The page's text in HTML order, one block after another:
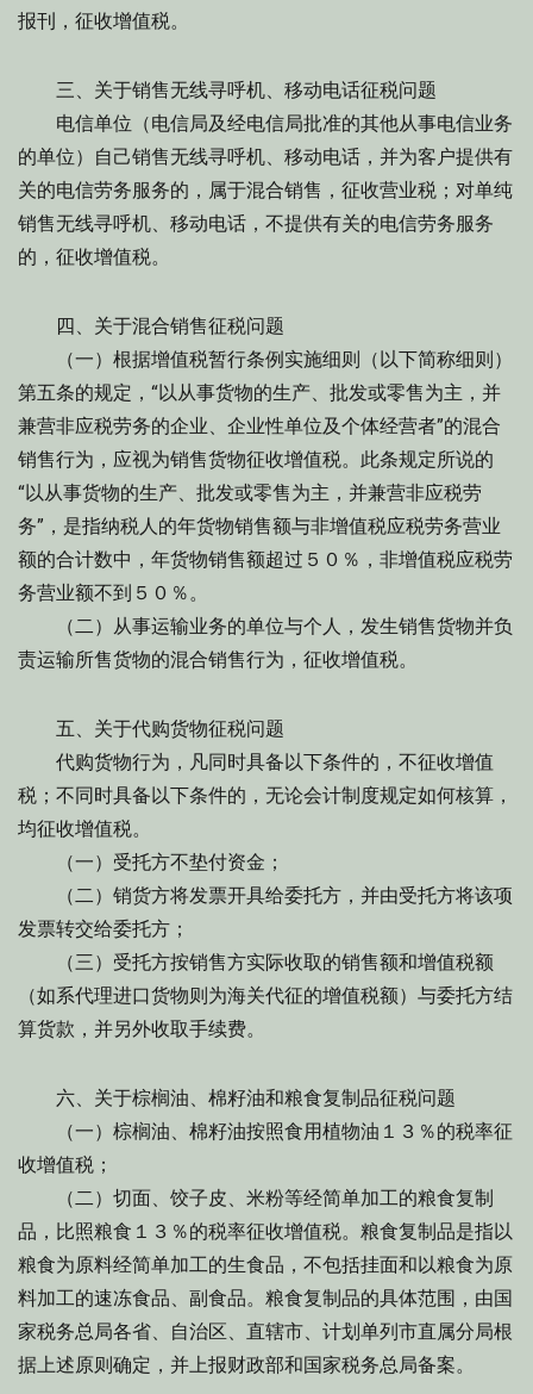
报刊，征收增值税。
三、关于销售无线寻呼机、移动电话征税问题
电信单位（电信局及经电信局批准的其他从事电信业务
的单位）自己销售无线寻呼机、移动电话，并为客户提供有
关的电信劳务服务的，属于混合销售，征收营业税；对单纯
销售无线寻呼机、移动电话，不提供有关的电信劳务服务
的，征收增值税。
四、关于混合销售征税问题
（一）根据增值税暂行条例实施细则（以下简称细则）
第五条的规定，“以从事货物的生产、批发或零售为主，并
兼营非应税劳务的企业、企业性单位及个体经营者”的混合
销售行为，应视为销售货物征收增值税。此条规定所说的
“以从事货物的生产、批发或零售为主，并兼营非应税劳
务”，是指纳税人的年货物销售额与非增值税应税劳务营业
额的合计数中，年货物销售额超过５０％，非增值税应税劳
务营业额不到５０％。
（二）从事运输业务的单位与个人，发生销售货物并负
责运输所售货物的混合销售行为，征收增值税。
五、关于代购货物征税问题
代购货物行为，凡同时具备以下条件的，不征收增值
税；不同时具备以下条件的，无论会计制度规定如何核算，
均征收增值税。
（一）受托方不垫付资金；
（二）销货方将发票开具给委托方，并由受托方将该项
发票转交给委托方；
（三）受托方按销售方实际收取的销售额和增值税额
（如系代理进口货物则为海关代征的增值税额）与委托方结
算货款，并另外收取手续费。
六、关于棕榈油、棉籽油和粮食复制品征税问题
（一）棕榈油、棉籽油按照食用植物油１３％的税率征
收增值税；
（二）切面、饺子皮、米粉等经简单加工的粮食复制
品，比照粮食１３％的税率征收增值税。粮食复制品是指以
粮食为原料经简单加工的生食品，不包括挂面和以粮食为原
料加工的速冻食品、副食品。粮食复制品的具体范围，由国
家税务总局各省、自治区、直辖市、计划单列市直属分局根
据上述原则确定，并上报财政部和国家税务总局备案。